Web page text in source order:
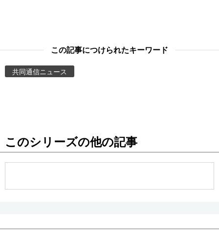
People
公式SNS
この記事につけられたキーワード
共同通信ニュース
このシリーズの他の記事